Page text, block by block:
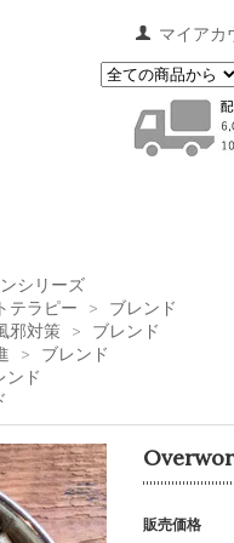
マイアカ
シリーズ
テラピー >
ブレンド
邪対策 >
ブレンド
>
ブレンド
ンド
販売価格